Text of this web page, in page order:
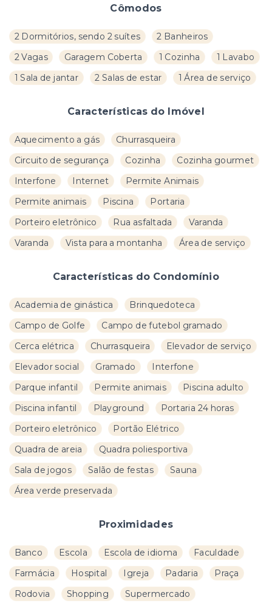
Cômodos
2 Dormitórios, sendo 2 suítes
2 Banheiros
2 Vagas
Garagem Coberta 1 Cozinha
1 Lavabo
1 Sala de jantar
2 Salas de estar 1 Área de serviço
Características do Imóvel
Aquecimento a gás
Churrasqueira
Circuito de segurança
Cozinha
Cozinha gourmet
Interfone
Internet
Permite Animais
Permite animais
Piscina
Portaria
Porteiro eletrônico
Rua asfaltada
Varanda
Varanda
Vista para a montanha Área de serviço
Características do Condomínio
Academia de ginástica
Brinquedoteca
Campo de Golfe
Campo de futebol gramado
Cerca elétrica
Churrasqueira
Elevador de serviço
Elevador social
Gramado
Interfone
Parque infantil
Permite animais
Piscina adulto
Piscina infantil
Playground
Portaria 24 horas
Porteiro eletrônico
Portão Elétrico
Quadra de areia
Quadra poliesportiva
Sala de jogos
Salão de festas
Sauna
Área verde preservada
Proximidades
Banco Escola Escola de idioma
Faculdade
Farmácia
Hospital Igreja Padaria
Praça
Rodovia
Shopping
Supermercado